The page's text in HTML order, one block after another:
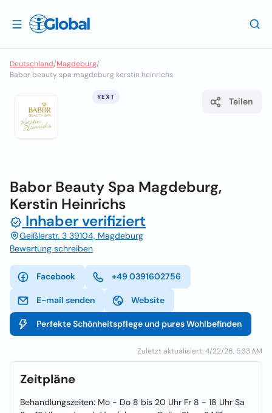
Deutschland/Magdeburg/
Babor beauty spa magdeburg kerstin heinrichs
YEXT Teilen
Babor Beauty Spa Magdeburg,
Kerstin Heinrichs
Inhaber verifiziert
Geißlerstr. 3 39104, Magdeburg
Bewertung schreiben
Facebook +49 0391602756
E-mail senden Website
Perfekte Schönheitspflege und pures Wohlbefinden
Zuletzt aktualisiert: 4/22/26, 5:33 AM
Zeitpläne
Behandlungszeiten: Mo - Do 8 bis 20 Uhr Fr 8 - 18 Uhr Sa